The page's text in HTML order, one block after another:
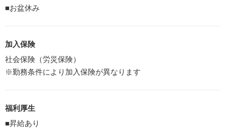
■お盆休み
加入保険
社会保険（労災保険）
※勤務条件により加入保険が異なります
福利厚生
■昇給あり